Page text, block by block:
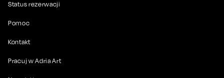
Status rezerwacji
Pomoc
Kontakt
Pracuj w Adria Art